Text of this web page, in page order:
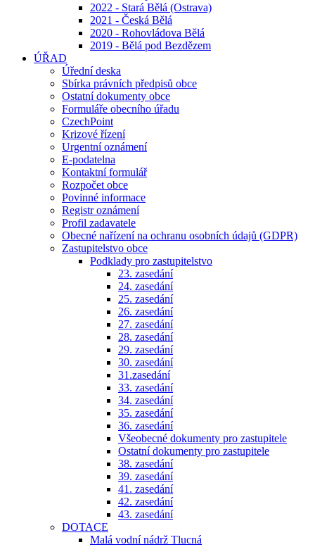
2022 - Stará Bělá (Ostrava)
2021 - Česká Bělá
2020 - Rohovládova Bělá
2019 - Bělá pod Bezdězem
ÚŘAD
Úřední deska
Sbírka právních předpisů obce
Ostatní dokumenty obce
Formuláře obecního úřadu
CzechPoint
Krizové řízení
Urgentní oznámení
E-podatelna
Kontaktní formulář
Rozpočet obce
Povinné informace
Registr oznámení
Profil zadavatele
Obecné nařízení na ochranu osobních údajů (GDPR)
Zastupitelstvo obce
Podklady pro zastupitelstvo
23. zasedání
24. zasedání
25. zasedání
26. zasedání
27. zasedání
28. zasedání
29. zasedání
30. zasedání
31.zasedání
33. zasedání
34. zasedání
35. zasedání
36. zasedání
Všeobecné dokumenty pro zastupitele
Ostatní dokumenty pro zastupitele
38. zasedání
39. zasedání
41. zasedání
42. zasedání
43. zasedání
DOTACE
Malá vodní nádrž Tlucná